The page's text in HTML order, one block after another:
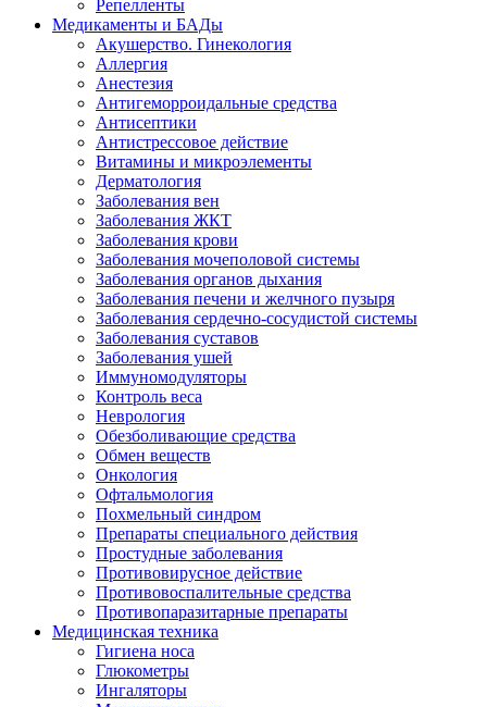
Репелленты
Медикаменты и БАДы
Акушерство. Гинекология
Аллергия
Анестезия
Антигеморроидальные средства
Антисептики
Антистрессовое действие
Витамины и микроэлементы
Дерматология
Заболевания вен
Заболевания ЖКТ
Заболевания крови
Заболевания мочеполовой системы
Заболевания органов дыхания
Заболевания печени и желчного пузыря
Заболевания сердечно-сосудистой системы
Заболевания суставов
Заболевания ушей
Иммуномодуляторы
Контроль веса
Неврология
Обезболивающие средства
Обмен веществ
Онкология
Офтальмология
Похмельный синдром
Препараты специального действия
Простудные заболевания
Противовирусное действие
Противовоспалительные средства
Противопаразитарные препараты
Медицинская техника
Гигиена носа
Глюкометры
Ингаляторы